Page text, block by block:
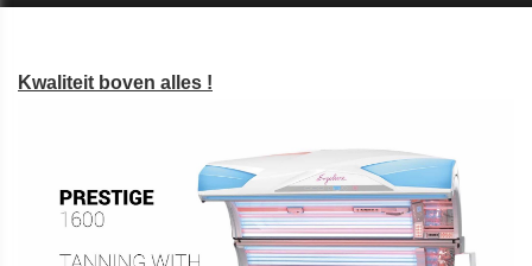
Kwaliteit boven alles !